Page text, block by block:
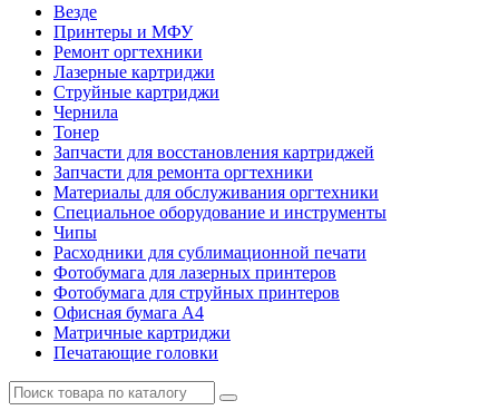
Везде
Принтеры и МФУ
Ремонт оргтехники
Лазерные картриджи
Струйные картриджи
Чернила
Тонер
Запчасти для восстановления картриджей
Запчасти для ремонта оргтехники
Материалы для обслуживания оргтехники
Специальное оборудование и инструменты
Чипы
Расходники для сублимационной печати
Фотобумага для лазерных принтеров
Фотобумага для струйных принтеров
Офисная бумага А4
Матричные картриджи
Печатающие головки